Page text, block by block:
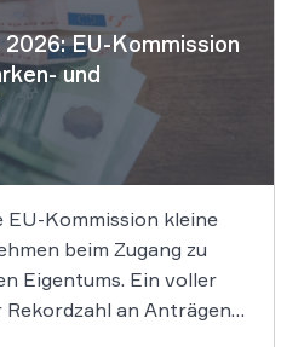
EU-Kommission
und
Kommission kleine
beim Zugang zu
Eigentums. Ein voller
an Anträgen